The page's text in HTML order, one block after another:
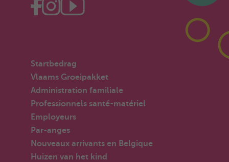
Startbedrag
Vlaams Groeipakket
Administration familiale
Professionnels santé-matériel
Employeurs
Par-anges
Nouveaux arrivants en Belgique
Huizen van het kind